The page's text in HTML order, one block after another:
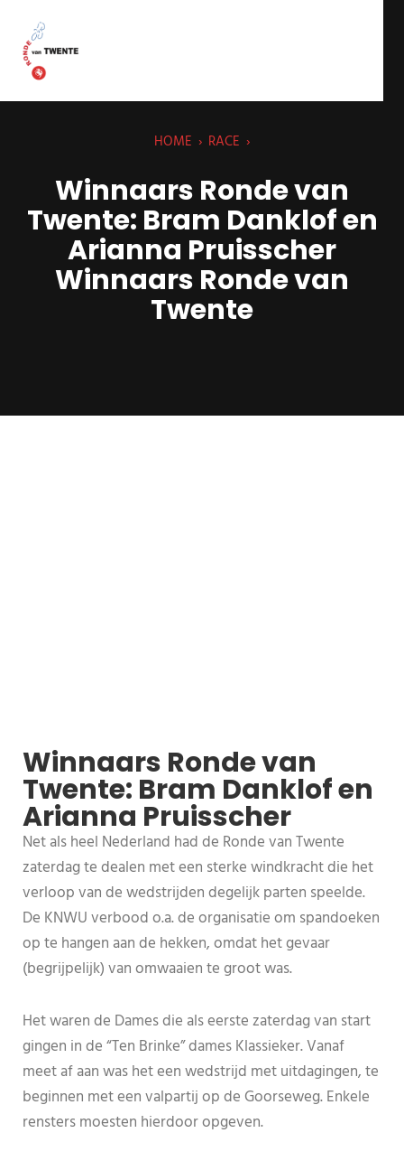
HOME › RACE ›
Winnaars Ronde van
Twente: Bram Danklof en
Arianna Pruisscher
Winnaars Ronde van
Twente
Winnaars Ronde van
Twente: Bram Danklof en
Arianna Pruisscher
Net als heel Nederland had de Ronde van Twente
zaterdag te dealen met een sterke windkracht die het
verloop van de wedstrijden degelijk parten speelde.
De KNWU verbood o.a. de organisatie om spandoeken
op te hangen aan de hekken, omdat het gevaar
(begrijpelijk) van omwaaien te groot was.
Het waren de Dames die als eerste zaterdag van start
gingen in de “Ten Brinke” dames Klassieker. Vanaf
meet af aan was het een wedstrijd met uitdagingen, te
beginnen met een valpartij op de Goorseweg. Enkele
rensters moesten hierdoor opgeven.